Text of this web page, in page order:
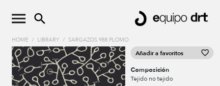
HOME / LIBRARY / SARGAZOS 988 PLOMO
Añadir a favoritos
Composición
Tejido no tejido